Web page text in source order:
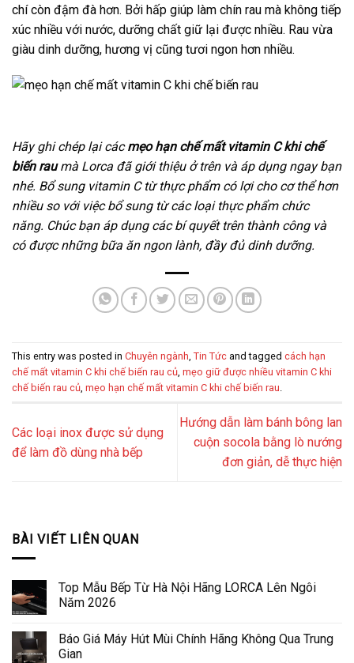
chí còn đậm đà hơn. Bởi hấp giúp làm chín rau mà không tiếp
xúc nhiều với nước, dưỡng chất giữ lại được nhiều. Rau vừa
giàu dinh dưỡng, hương vị cũng tươi ngon hơn nhiều.
Hãy ghi chép lại cácmẹo hạn chế mất vitamin C khi chế
biến raumà Lorca đã giới thiệu ở trên và áp dụng ngay bạn
nhé. Bổ sung vitamin C từ thực phẩm có lợi cho cơ thể hơn
nhiều so với việc bổ sung từ các loại thực phẩm chức
năng. Chúc bạn áp dụng các bí quyết trên thành công và
có được những bữa ăn ngon lành, đầy đủ dinh dưỡng.
This entry was posted in Chuyên ngành Tin Tức and tagged cách hạn
chế mất vitamin C khi chế biến rau củ mẹo giữ được nhiều vitamin C khi
chế biến rau củ mẹo hạn chế mất vitamin C khi chế biến rau
Các loại inox được sử dụng
để làm đồ dùng nhà bếp
Hướng dẫn làm bánh bông lan
cuộn socola bằng lò nướng
đơn giản, dễ thực hiện
BÀI VIẾT LIÊN QUAN
Top Mẫu Bếp Từ Hà Nội Hãng LORCA Lên Ngôi
Năm 2026
Báo Giá Máy Hút Mùi Chính Hãng Không Qua Trung
Gian